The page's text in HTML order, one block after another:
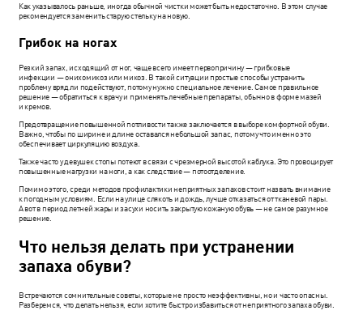
Как указывалось раньше, иногда обычной чистки может быть недостаточно. В этом случае
рекомендуется заменить старую стельку на новую.
Грибок на ногах
Резкий запах, исходящий от ног, чаще всего имеет первопричину — грибковые
инфекции — онихомикоз или микоз. В такой ситуации простые способы устранить
проблему вряд ли подействуют, потому нужно специальное лечение. Самое правильное
решение — обратиться к врачу и применять лечебные препараты, обычно в форме мазей
и кремов.
Предотвращение повышенной потливости также заключается в выборе комфортной обуви.
Важно, чтобы по ширине и длине оставался небольшой запас, потому что именно это
обеспечивает циркуляцию воздуха.
Также часто у девушек стопы потеют в связи с чрезмерной высотой каблука. Это провоцирует
повышенные нагрузки на ноги, а как следствие — потоотделение.
Помимо этого, среди методов профилактики неприятных запахов стоит назвать внимание
к погодным условиям. Если на улице слякоть и дождь, лучше отказаться от тканевой пары.
А вот в период летней жары и засухи носить закрытую кожаную обувь — не самое разумное
решение.
Что нельзя делать при устранении
запаха обуви?
Встречаются сомнительные советы, которые не просто неэффективны, но и часто опасны.
Разберемся, что делать нельзя, если хотите быстро избавиться от неприятного запаха обуви.